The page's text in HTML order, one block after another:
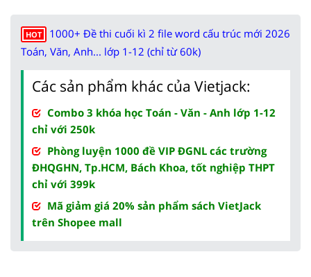
HOT
1000+ Đề thi cuối kì 2 file word cấu trúc mới 2026
Toán, Văn, Anh... lớp 1-12 (chỉ từ 60k)
Các sản phẩm khác của Vietjack:
Combo 3 khóa học Toán - Văn - Anh lớp 1-12
chỉ với 250k
Phòng luyện 1000 đề VIP ĐGNL các trường
ĐHQGHN, Tp.HCM, Bách Khoa, tốt nghiệp THPT
chỉ với 399k
Mã giảm giá 20% sản phẩm sách VietJack
trên Shopee mall